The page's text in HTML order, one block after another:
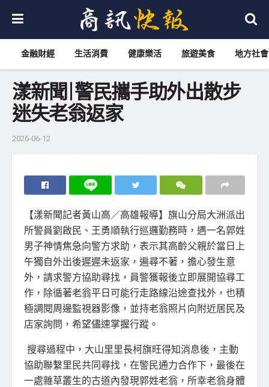
金融財經 生活消費 健康樂活 旅遊美食 地方社會
漾新聞|警民攜手助外出散步
迷失老翁返家
2026-06-12
【漾新聞記者黃山高／高雄報導】旗山分局大洲派出
所警員劉啟民、王勇順執行巡邏勤務時，遇一名郭姓
男子神情焦急向警方求助，表示其高齡父親於當日上
午獨自外出後遲遲未返家，遍尋不著，擔心發生意
外，請求警方協助尋找，員警獲報後立即展開協尋工
作，除循著老翁平日可能行走路線沿途查找外，也積
極調閱周邊監視器影像，並持老翁照片向附近居民及
店家詢問，希望儘速掌握行蹤。
搜尋過程中，大山里里長柯旗旺得知消息後，主動
協助聯繫里民共同尋找，在警民通力合作下，最後在
一處雜草叢生的古道內發現郭姓老翁，所幸老翁身體